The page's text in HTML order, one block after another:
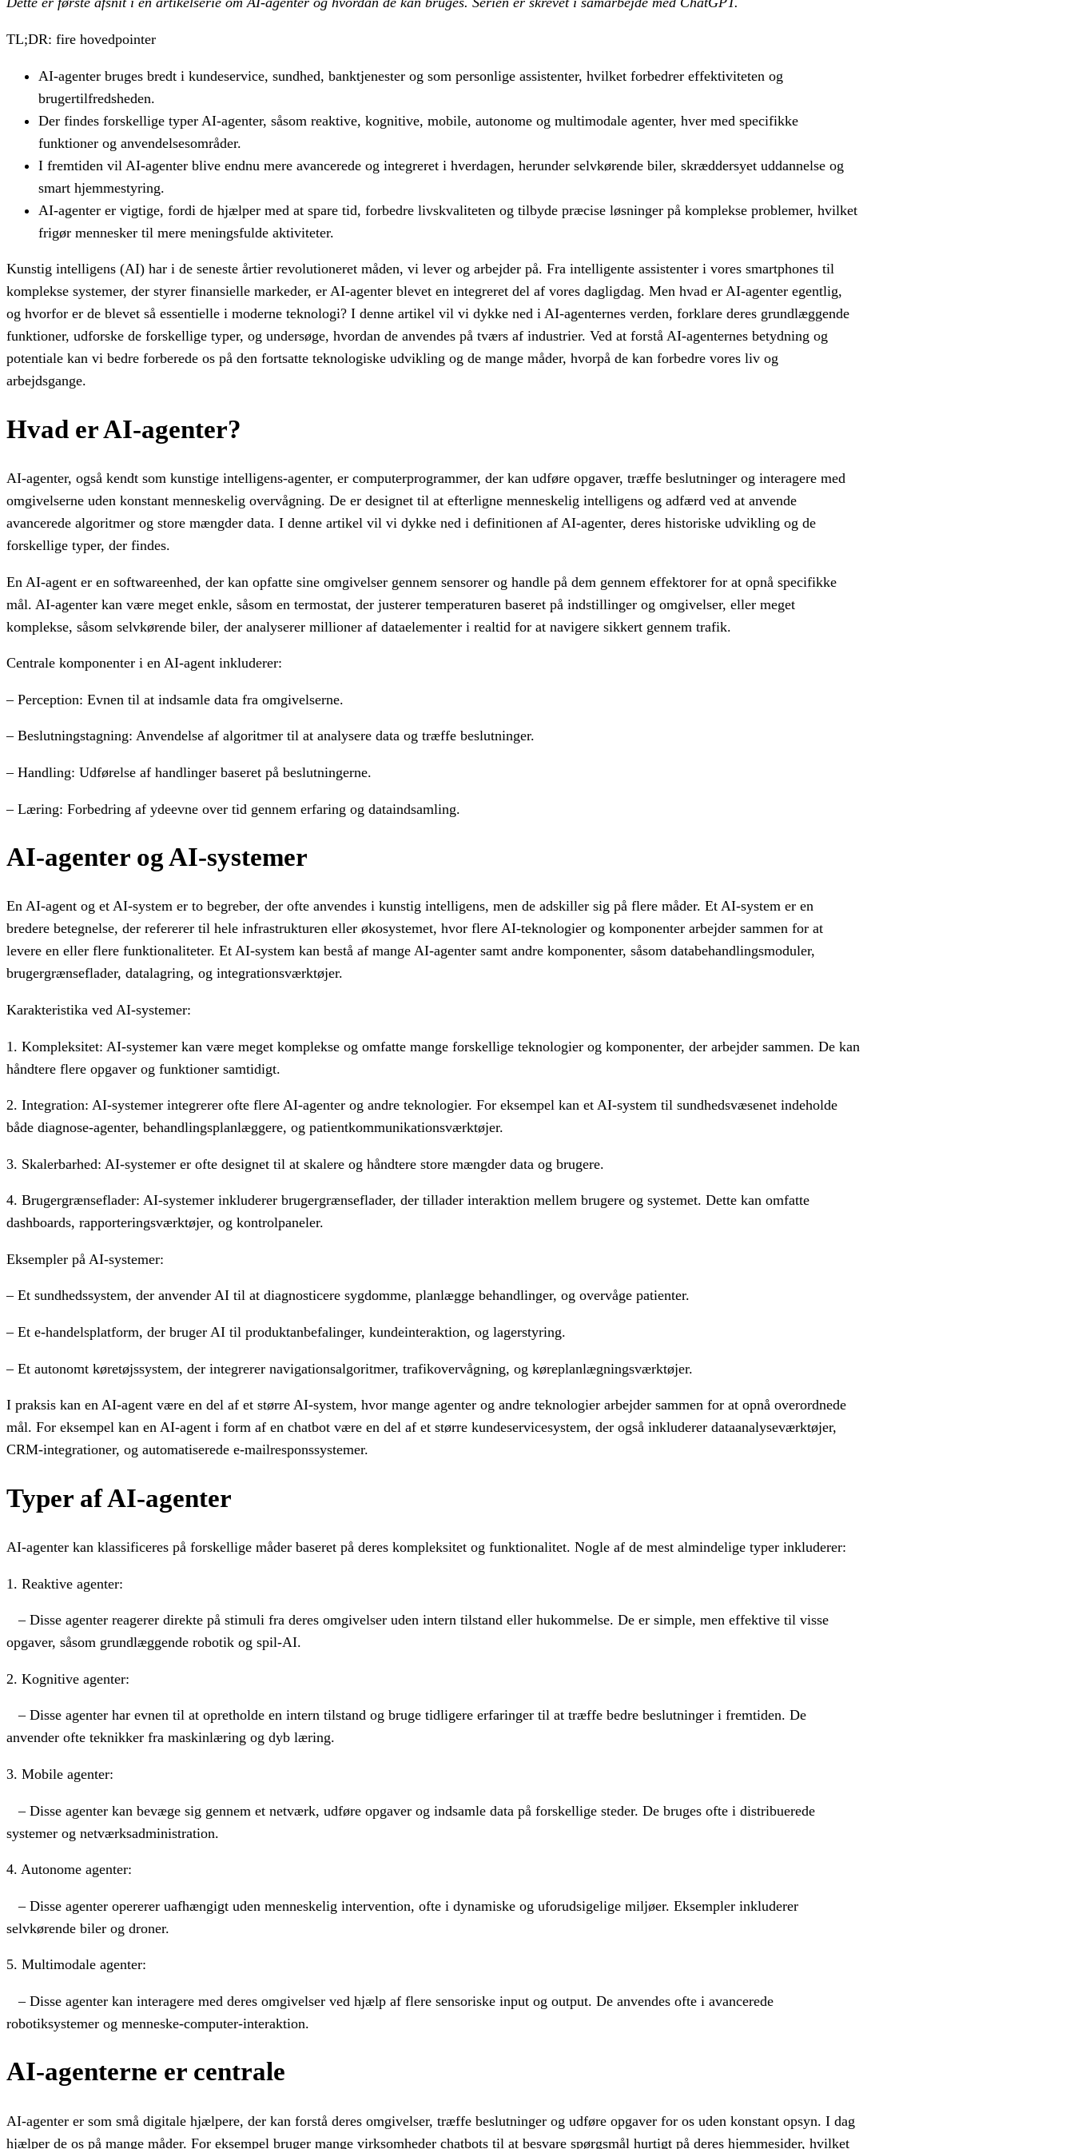
TL;DR: fire hovedpointer
AI-agenter bruges bredt i kundeservice, sundhed, banktjenester og som personlige assistenter, hvilket forbedrer effektiviteten og
brugertilfredsheden.
Der findes forskellige typer AI-agenter, såsom reaktive, kognitive, mobile, autonome og multimodale agenter, hver med specifikke
funktioner og anvendelsesområder.
I fremtiden vil AI-agenter blive endnu mere avancerede og integreret i hverdagen, herunder selvkørende biler, skræddersyet uddannelse og
smart hjemmestyring.
AI-agenter er vigtige, fordi de hjælper med at spare tid, forbedre livskvaliteten og tilbyde præcise løsninger på komplekse problemer, hvilket
frigør mennesker til mere meningsfulde aktiviteter.
Kunstig intelligens (AI) har i de seneste årtier revolutioneret måden, vi lever og arbejder på. Fra intelligente assistenter i vores smartphones til
komplekse systemer, der styrer finansielle markeder, er AI-agenter blevet en integreret del af vores dagligdag. Men hvad er AI-agenter egentlig,
og hvorfor er de blevet så essentielle i moderne teknologi? I denne artikel vil vi dykke ned i AI-agenternes verden, forklare deres grundlæggende
funktioner, udforske de forskellige typer, og undersøge, hvordan de anvendes på tværs af industrier. Ved at forstå AI-agenternes betydning og
potentiale kan vi bedre forberede os på den fortsatte teknologiske udvikling og de mange måder, hvorpå de kan forbedre vores liv og
arbejdsgange.
Hvad er AI-agenter?
AI-agenter, også kendt som kunstige intelligens-agenter, er computerprogrammer, der kan udføre opgaver, træffe beslutninger og interagere med
omgivelserne uden konstant menneskelig overvågning. De er designet til at efterligne menneskelig intelligens og adfærd ved at anvende
avancerede algoritmer og store mængder data. I denne artikel vil vi dykke ned i definitionen af AI-agenter, deres historiske udvikling og de
forskellige typer, der findes.
En AI-agent er en softwareenhed, der kan opfatte sine omgivelser gennem sensorer og handle på dem gennem effektorer for at opnå specifikke
mål. AI-agenter kan være meget enkle, såsom en termostat, der justerer temperaturen baseret på indstillinger og omgivelser, eller meget
komplekse, såsom selvkørende biler, der analyserer millioner af dataelementer i realtid for at navigere sikkert gennem trafik.
Centrale komponenter i en AI-agent inkluderer:
– Perception: Evnen til at indsamle data fra omgivelserne.
– Beslutningstagning: Anvendelse af algoritmer til at analysere data og træffe beslutninger.
– Handling: Udførelse af handlinger baseret på beslutningerne.
– Læring: Forbedring af ydeevne over tid gennem erfaring og dataindsamling.
AI-agenter og AI-systemer
En AI-agent og et AI-system er to begreber, der ofte anvendes i kunstig intelligens, men de adskiller sig på flere måder. Et AI-system er en
bredere betegnelse, der refererer til hele infrastrukturen eller økosystemet, hvor flere AI-teknologier og komponenter arbejder sammen for at
levere en eller flere funktionaliteter. Et AI-system kan bestå af mange AI-agenter samt andre komponenter, såsom databehandlingsmoduler,
brugergrænseflader, datalagring, og integrationsværktøjer.
Karakteristika ved AI-systemer:
1. Kompleksitet: AI-systemer kan være meget komplekse og omfatte mange forskellige teknologier og komponenter, der arbejder sammen. De kan
håndtere flere opgaver og funktioner samtidigt.
2. Integration: AI-systemer integrerer ofte flere AI-agenter og andre teknologier. For eksempel kan et AI-system til sundhedsvæsenet indeholde
både diagnose-agenter, behandlingsplanlæggere, og patientkommunikationsværktøjer.
3. Skalerbarhed: AI-systemer er ofte designet til at skalere og håndtere store mængder data og brugere.
4. Brugergrænseflader: AI-systemer inkluderer brugergrænseflader, der tillader interaktion mellem brugere og systemet. Dette kan omfatte
dashboards, rapporteringsværktøjer, og kontrolpaneler.
Eksempler på AI-systemer:
– Et sundhedssystem, der anvender AI til at diagnosticere sygdomme, planlægge behandlinger, og overvåge patienter.
– Et e-handelsplatform, der bruger AI til produktanbefalinger, kundeinteraktion, og lagerstyring.
– Et autonomt køretøjssystem, der integrerer navigationsalgoritmer, trafikovervågning, og køreplanlægningsværktøjer.
I praksis kan en AI-agent være en del af et større AI-system, hvor mange agenter og andre teknologier arbejder sammen for at opnå overordnede
mål. For eksempel kan en AI-agent i form af en chatbot være en del af et større kundeservicesystem, der også inkluderer dataanalyseværktøjer,
CRM-integrationer, og automatiserede e-mailresponssystemer.
Typer af AI-agenter
AI-agenter kan klassificeres på forskellige måder baseret på deres kompleksitet og funktionalitet. Nogle af de mest almindelige typer inkluderer:
1. Reaktive agenter:
– Disse agenter reagerer direkte på stimuli fra deres omgivelser uden intern tilstand eller hukommelse. De er simple, men effektive til visse
opgaver, såsom grundlæggende robotik og spil-AI.
2. Kognitive agenter:
– Disse agenter har evnen til at opretholde en intern tilstand og bruge tidligere erfaringer til at træffe bedre beslutninger i fremtiden. De
anvender ofte teknikker fra maskinlæring og dyb læring.
3. Mobile agenter:
– Disse agenter kan bevæge sig gennem et netværk, udføre opgaver og indsamle data på forskellige steder. De bruges ofte i distribuerede
systemer og netværksadministration.
4. Autonome agenter:
– Disse agenter opererer uafhængigt uden menneskelig intervention, ofte i dynamiske og uforudsigelige miljøer. Eksempler inkluderer
selvkørende biler og droner.
5. Multimodale agenter:
– Disse agenter kan interagere med deres omgivelser ved hjælp af flere sensoriske input og output. De anvendes ofte i avancerede
robotiksystemer og menneske-computer-interaktion.
AI-agenterne er centrale
AI-agenter er som små digitale hjælpere, der kan forstå deres omgivelser, træffe beslutninger og udføre opgaver for os uden konstant opsyn. I dag
hjælper de os på mange måder. For eksempel bruger mange virksomheder chatbots til at besvare spørgsmål hurtigt på deres hjemmesider, hvilket